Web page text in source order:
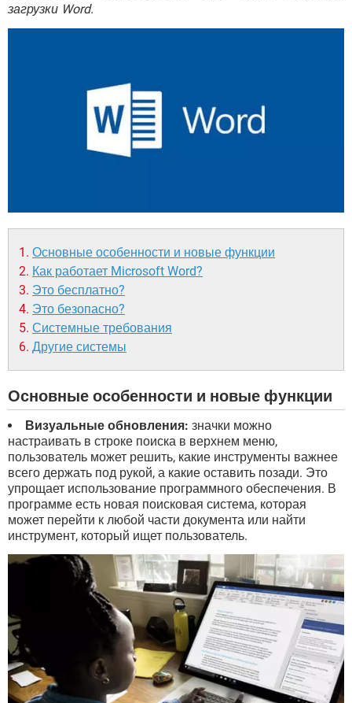
загрузки Word.
Основные особенности и новые функции
Как работает Microsoft Word?
Это бесплатно?
Это безопасно?
Системные требования
Другие системы
Основные особенности и новые функции
Визуальные обновления: значки можно
настраивать в строке поиска в верхнем меню,
пользователь может решить, какие инструменты важнее
всего держать под рукой, а какие оставить позади. Это
упрощает использование программного обеспечения. В
программе есть новая поисковая система, которая
может перейти к любой части документа или найти
инструмент, который ищет пользователь.